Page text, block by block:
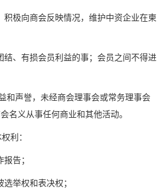
极向商会反映情况，维护中资企业在柬
、有损会员利益的事；会员之间不得进
和声誉，未经商会理事会或常务理事会
名义从事任何商业和其他活动。
利：
告；
举权和表决权；